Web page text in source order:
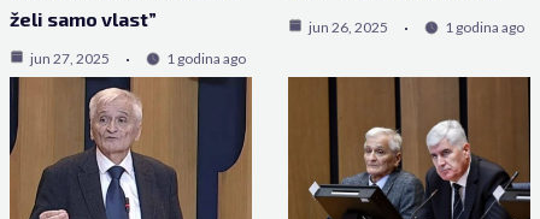
želi samo vlast”
jun 27, 2025 1 godina ago
jun 26, 2025 1 godina ago